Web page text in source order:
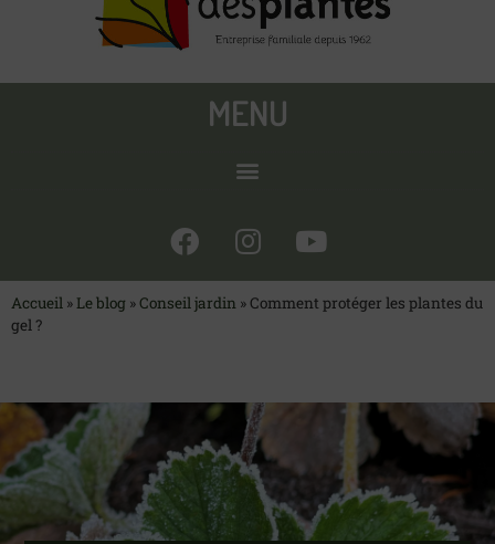
MENU
Accueil »Le blog »Conseil jardin »Comment protéger les plantes du
gel ?